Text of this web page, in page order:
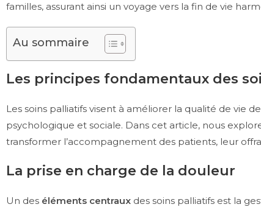
familles, assurant ainsi un voyage vers la fin de vie
Au sommaire
Les principes fondamentaux des
Les soins palliatifs visent à améliorer la qualité de vie
psychologique et sociale. Dans cet article, nous
transformer l’accompagnement des patients, leur
La prise en charge de la douleur
Un des éléments centraux des soins palliatifs est la